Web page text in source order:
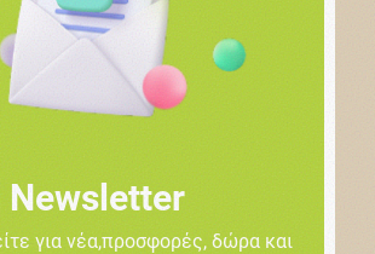
Newsletter
για νέα,προσφορές, δώρα και